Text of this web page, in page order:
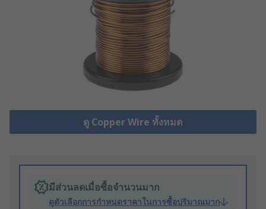
ดู Copper Wire ทั้งหมด
มีส่วนลดเมื่อซื้อจำนวนมาก
ดูตัวเลือกการกำหนดราคาในการซื้อปริมาณมาก